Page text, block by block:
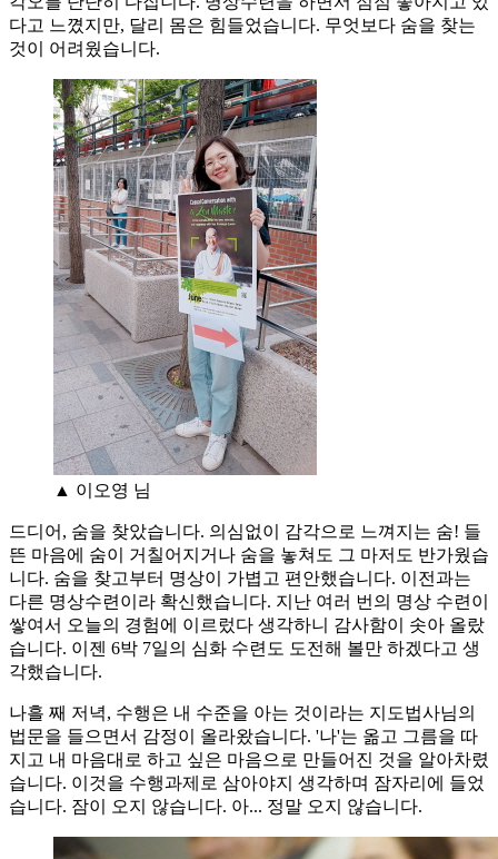
다고 느꼈지만, 달리 몸은 힘들었습니다. 무엇보다 숨을 찾는
것이 어려웠습니다.
▲ 이오영 님
드디어, 숨을 찾았습니다. 의심없이 감각으로 느껴지는 숨! 들
뜬 마음에 숨이 거칠어지거나 숨을 놓쳐도 그 마저도 반가웠습
니다. 숨을 찾고부터 명상이 가볍고 편안했습니다. 이전과는
다른 명상수련이라 확신했습니다. 지난 여러 번의 명상 수련이
쌓여서 오늘의 경험에 이르렀다 생각하니 감사함이 솟아 올랐
습니다. 이젠 6박 7일의 심화 수련도 도전해 볼만 하겠다고 생
각했습니다.
나흘 째 저녁, 수행은 내 수준을 아는 것이라는 지도법사님의
법문을 들으면서 감정이 올라왔습니다. '나'는 옮고 그름을 따
지고 내 마음대로 하고 싶은 마음으로 만들어진 것을 알아차렸
습니다. 이것을 수행과제로 삼아야지 생각하며 잠자리에 들었
습니다. 잠이 오지 않습니다. 아... 정말 오지 않습니다.